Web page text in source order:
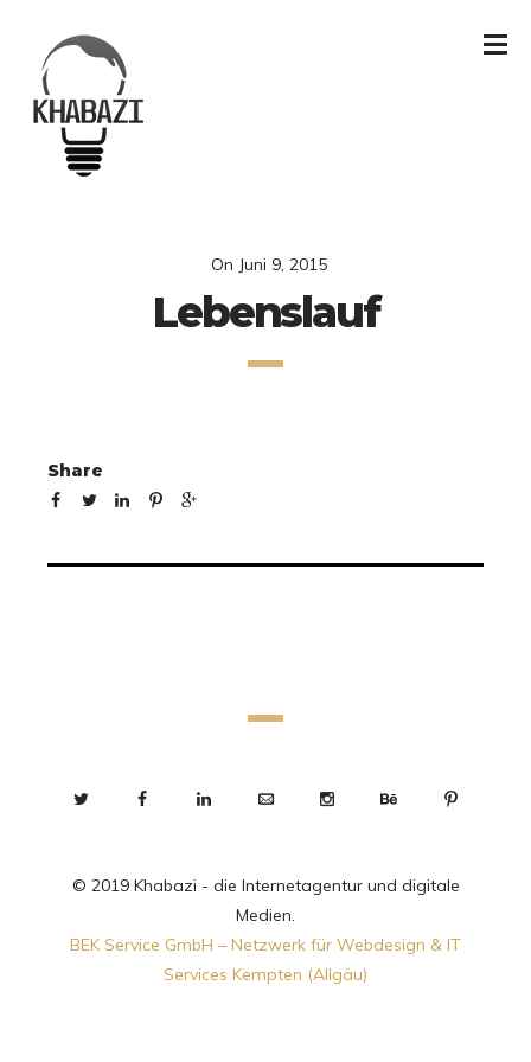
On Juni 9, 2015
Lebenslauf
Share
© 2019 Khabazi - die Internetagentur und digitale
Medien.
BEK Service GmbH – Netzwerk für Webdesign & IT
Services Kempten (Allgäu)